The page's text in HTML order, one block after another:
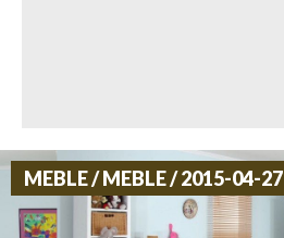
MEBLE / MEBLE / 2015-04-27